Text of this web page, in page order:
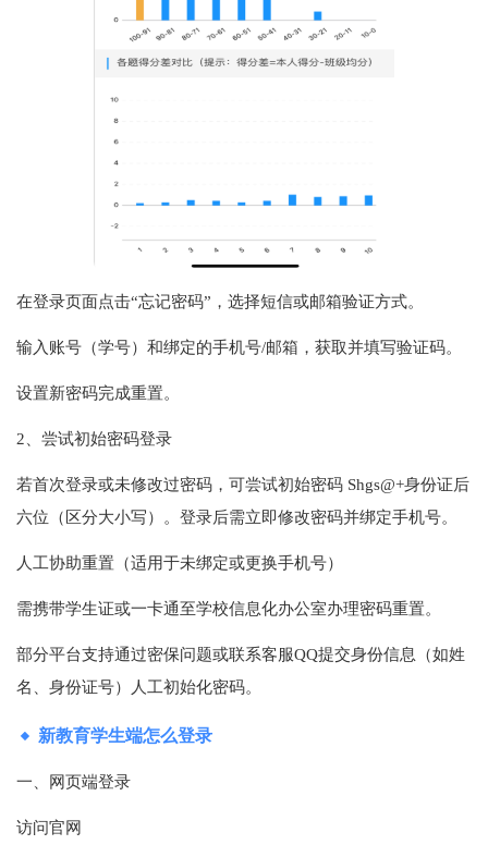
在登录页面点击“忘记密码”，选择短信或邮箱验证方式。
输入账号（学号）和绑定的手机号/邮箱，获取并填写验证码。
设置新密码完成重置‌。
2、尝试初始密码登录‌
若首次登录或未修改过密码，可尝试初始密码 Shgs@+身份证后
六位（区分大小写）。登录后需立即修改密码并绑定手机号‌。
人工协助重置（适用于未绑定或更换手机号）‌
需携带学生证或一卡通至学校信息化办公室办理密码重置‌。
部分平台支持通过密保问题或联系客服QQ提交身份信息（如姓
名、身份证号）人工初始化密码‌。
新教育学生端怎么登录
一、网页端登录‌
访问官网‌